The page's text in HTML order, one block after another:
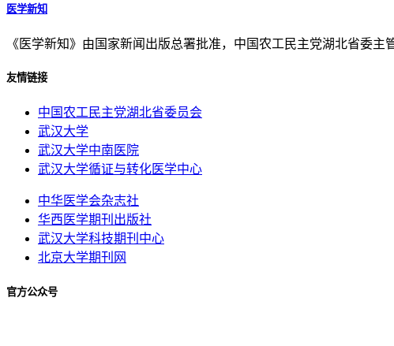
医学新知
《医学新知》由国家新闻出版总署批准，中国农工民主党湖北省委
友情链接
中国农工民主党湖北省委员会
武汉大学
武汉大学中南医院
武汉大学循证与转化医学中心
中华医学会杂志社
华西医学期刊出版社
武汉大学科技期刊中心
北京大学期刊网
官方公众号